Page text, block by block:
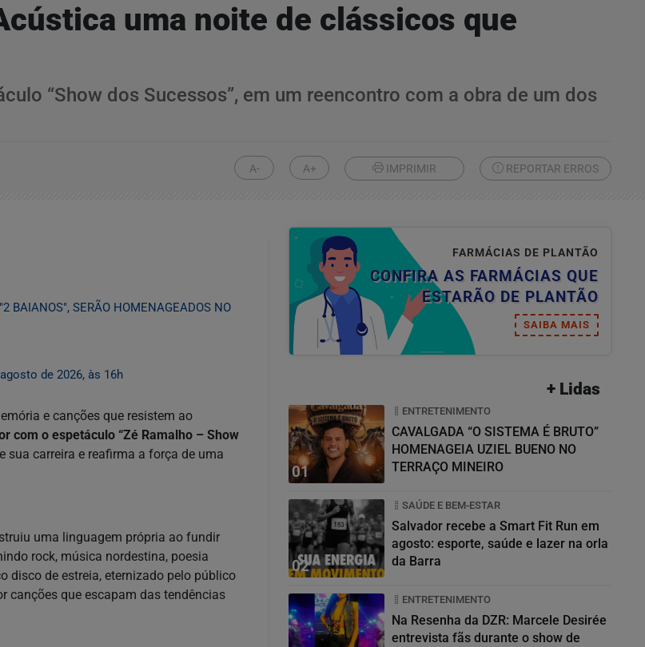
uma noite de clássicos que
“Show dos Sucessos”, em um reencontro com a obra de um dos
A- A+ IMPRIMIR REPORTAR ERROS
BAIANOS", SERÃO HOMENAGEADOS NO
de 2026, às 16h
e canções que resistem ao
com o espetáculo “Zé Ramalho – Show
sua carreira e reafirma a força de uma
uma linguagem própria ao fundir
rock, música nordestina, poesia
disco de estreia, eternizado pelo público
canções que escapam das tendências
FARMÁCIAS DE PLANTÃO
CONFIRA AS FARMÁCIAS QUE
ESTARÃO DE PLANTÃO
SAIBA MAIS
+ Lidas
01
ENTRETENIMENTO
CAVALGADA “O SISTEMA É BRUTO”
HOMENAGEIA UZIEL BUENO NO
TERRAÇO MINEIRO
02
SAÚDE E BEM-ESTAR
Salvador recebe a Smart Fit Run em
agosto: esporte, saúde e lazer na orla
da Barra
ENTRETENIMENTO
Na Resenha da DZR: Marcele Desirée
entrevista fãs durante o show de